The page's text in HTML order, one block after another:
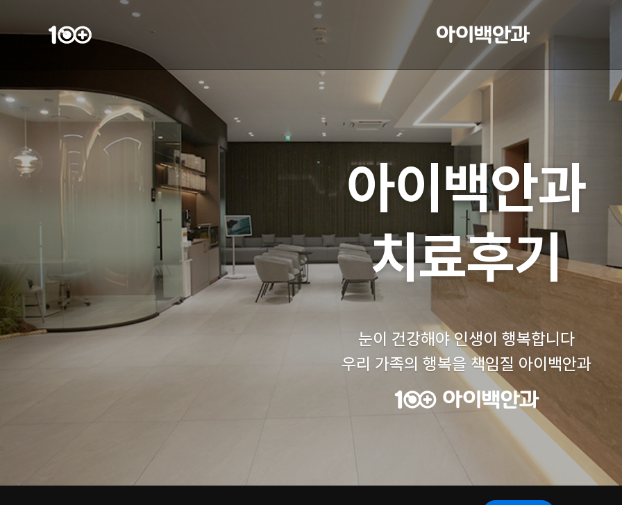
아이백안과
치료후기
눈이 건강해야 인생이 행복합니다
우리 가족의 행복을 책임질 아이백안과